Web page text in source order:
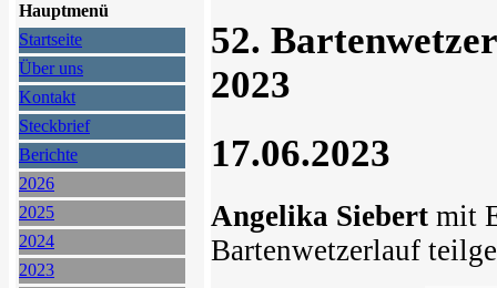
Hauptmenü
Startseite
Über uns
Kontakt
Steckbrief
Berichte
2026
2025
2024
2023
52.
2023
17.06.2023
Angelika Siebert mit
Bartenwetzerlauf